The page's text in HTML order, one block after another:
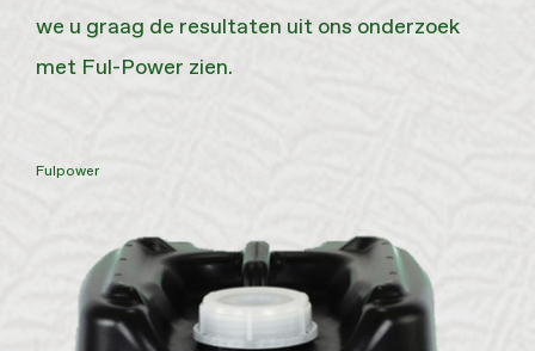
we u graag de resultaten uit ons onderzoek
met Ful-Power zien.
Fulpower